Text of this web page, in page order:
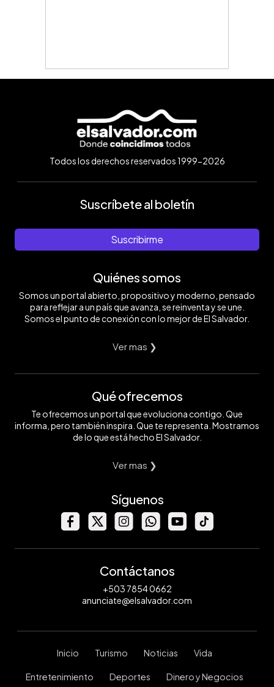
Todos los derechos reservados 1999-2026
Suscríbete al boletín
Suscribirme
Quiénes somos
Somos un portal abierto, propositivo y moderno, pensado
para reflejar a un país que avanza, se reinventa y se une.
Somos el punto de conexión con lo mejor de El Salvador.
Ver mas ❯
Qué ofrecemos
Te ofrecemos un portal que evoluciona contigo. Que
informa, pero también inspira. Que te representa. Mostramos
de lo que está hecho El Salvador.
Ver mas ❯
Síguenos
Contáctanos
+503 7854 0662
anunciate@elsalvador.com
Inicio Turismo Noticias Vida
Entretenimiento Deportes Dinero y Negocios